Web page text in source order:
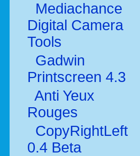
Mediachance
Digital Camera
Tools
Gadwin
Printscreen 4.3
Anti Yeux
Rouges
CopyRightLeft
0.4 Beta